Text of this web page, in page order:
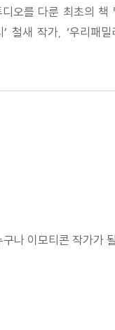
오를 다룬 최초의
철새 작가, ‘우리
나 이모티콘 작가가